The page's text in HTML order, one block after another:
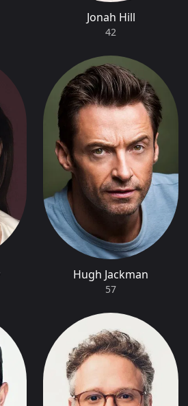
Jonah Hill
42
Hugh Jackman
57